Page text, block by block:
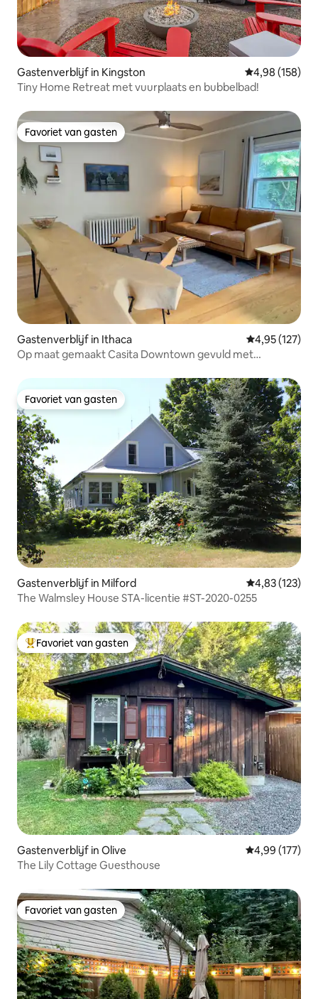
Gastenverblijf in Kingston Gemiddelde
4,98 (158)
Tiny Home Retreat met vuurplaats en bubbelbad!
Favoriet van gasten
Favoriet van gasten
Gastenverblijf in Ithaca Gemiddelde
4,95 (127)
Op maat gemaakt Casita Downtown gevuld met
Favoriet van gasten
Favoriet van gasten
Gastenverblijf in Milford Gemiddelde
4,83 (123)
The Walmsley House STA-licentie #ST-2020-0255
Topfavoriet van gasten
Favoriet van gasten
Gastenverblijf in Olive Gemiddelde
4,99 (177)
The Lily Cottage Guesthouse
Favoriet van gasten
Favoriet van gasten